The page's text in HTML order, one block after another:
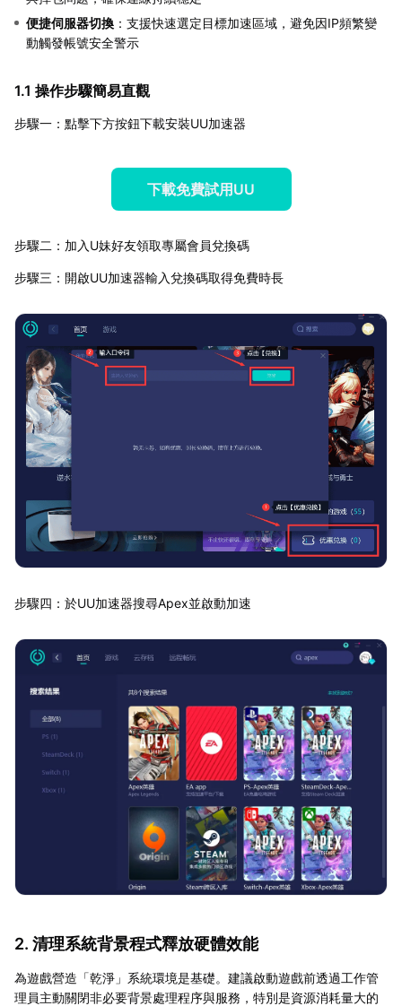
便捷伺服器切換 ：支援快速選定目標加速區域，避免因IP頻繁變
動觸發帳號安全警示
1.1 操作步驟簡易直觀
步驟一：點擊下方按鈕下載安裝UU加速器
下載免費試用UU
步驟二：加入U妹好友領取專屬會員兌換碼
步驟三：開啟UU加速器輸入兌換碼取得免費時長
步驟四：於UU加速器搜尋Apex並啟動加速
2. 清理系統背景程式釋放硬體效能
為遊戲營造「乾淨」系統環境是基礎。建議啟動遊戲前透過工作管
理員主動關閉非必要背景處理程序與服務，特別是資源消耗量大的